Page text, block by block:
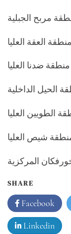
مربح الجبلية
العقة العليا
ضدنا العليا
الحيل الداخلية
الطويين العليا
شيص العليا
المركزية
SHARE
Facebook
Linkedin